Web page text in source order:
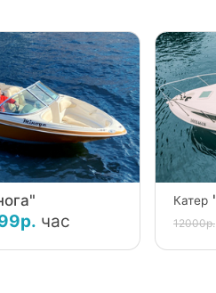
час
Катер
12000р.